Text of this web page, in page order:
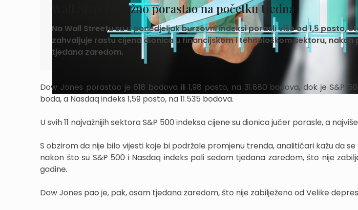
Wall Street snažno porastao na početku tjedna
Na Wall Streetu su u ponedjeljak burzovni indeksi porasli više od 1,5 posto,
zahvaljuje rastu cijena dionica u financijskom i tehnološkom sektoru,
tjedana zaredom.
Dow Jones porastao je 618 bodova ili 1,98 posto, na 31.880 bodova, dok je S&P
boda, a Nasdaq indeks 1,59 posto, na 11.535 bodova.
U svih 11 najvažnijih sektora S&P 500 indeksa cijene su dionica jučer porasle, a
S obzirom da nije bilo vijesti koje bi podržale promjenu trenda, analitičari kažu da
nakon što su S&P 500 i Nasdaq indeks pali sedam tjedana zaredom, što nije
godine.
Dow Jones pao je, pak, osam tjedana zaredom, što nije zabilježeno od Velike